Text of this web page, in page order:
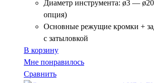
Диаметр инструмента: ø3 —
опция)
Основные режущие кромки +
с затыловкой
В корзину
Мне понравилось
Сравнить